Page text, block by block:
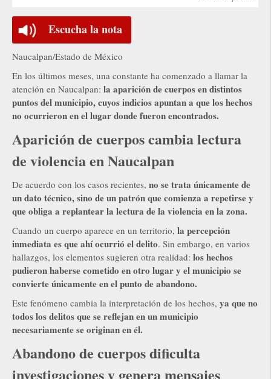
Escucha la nota
Naucalpan/Estado de México
En los últimos meses, una constante ha comenzado a llamar la
atención en Naucalpan: la aparición de cuerpos en distintos
puntos del municipio, cuyos indicios apuntan a que los hechos
no ocurrieron en el lugar donde fueron encontrados.
Aparición de cuerpos cambia lectura
de violencia en Naucalpan
De acuerdo con los casos recientes, no se trata únicamente de
un dato técnico, sino de un patrón que comienza a repetirse y
que obliga a replantear la lectura de la violencia en la zona.
Cuando un cuerpo aparece en un territorio, la percepción
inmediata es que ahí ocurrió el delito. Sin embargo, en varios
hallazgos, los elementos sugieren otra realidad: los hechos
pudieron haberse cometido en otro lugar y el municipio se
convierte únicamente en el punto de abandono.
Este fenómeno cambia la interpretación de los hechos, ya que no
todos los delitos que se reflejan en un municipio
necesariamente se originan en él.
Abandono de cuerpos dificulta
investigaciones y genera mensajes